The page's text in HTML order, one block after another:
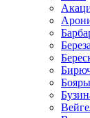
Береза